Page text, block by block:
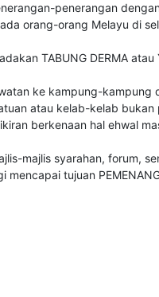
penerangan
orang-orang Melayu di
TABUNG DERMA atau
ke kampung-kampung
atau kelab-kelab bukan
berkenaan hal ehwal
majlis syarahan, forum,
mencapai tujuan